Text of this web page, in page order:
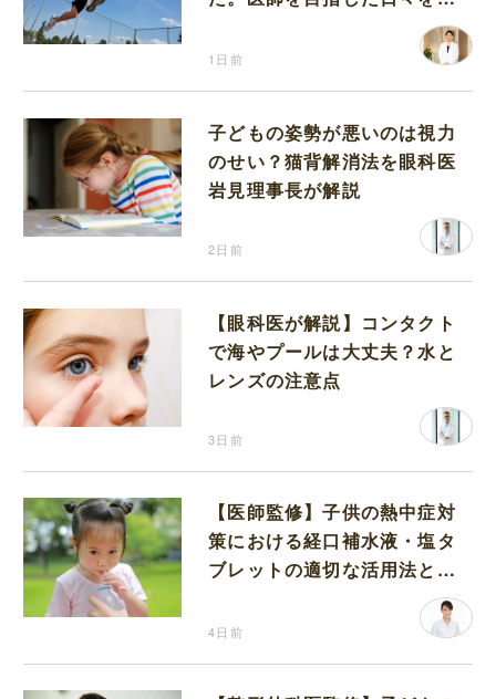
1日前
子どもの姿勢が悪いのは視力
のせい？猫背解消法を眼科医
岩見理事長が解説
2日前
【眼科医が解説】コンタクト
で海やプールは大丈夫？水と
レンズの注意点
3日前
【医師監修】子供の熱中症対
策における経口補水液・塩タ
ブレットの適切な活用法と水
4日前